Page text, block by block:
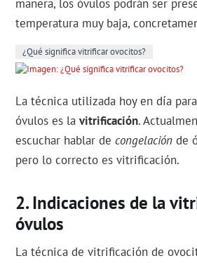
manera, los óvulos podrán ser
temperatura muy baja,
¿Qué significa vitrificar ovocitos?
La técnica utilizada hoy en día
óvulos es lavitrificación.
escuchar hablar decongelación de
pero lo correcto es vitrificación.
Indicaciones de la
óvulos
La técnica de vitrificación de